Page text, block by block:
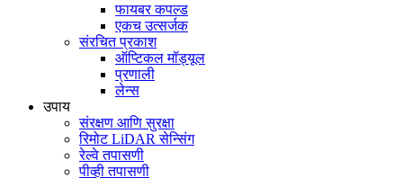
फायबर कपल्ड
एकच उत्सर्जक
संरचित प्रकाश
ऑप्टिकल मॉड्यूल
प्रणाली
लेन्स
उपाय
संरक्षण आणि सुरक्षा
रिमोट LiDAR सेन्सिंग
रेल्वे तपासणी
पीव्ही तपासणी